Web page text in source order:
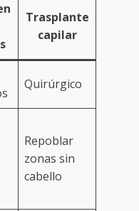
Trasplante
capilar
Quirúrgico
Repoblar
zonas sin
cabello